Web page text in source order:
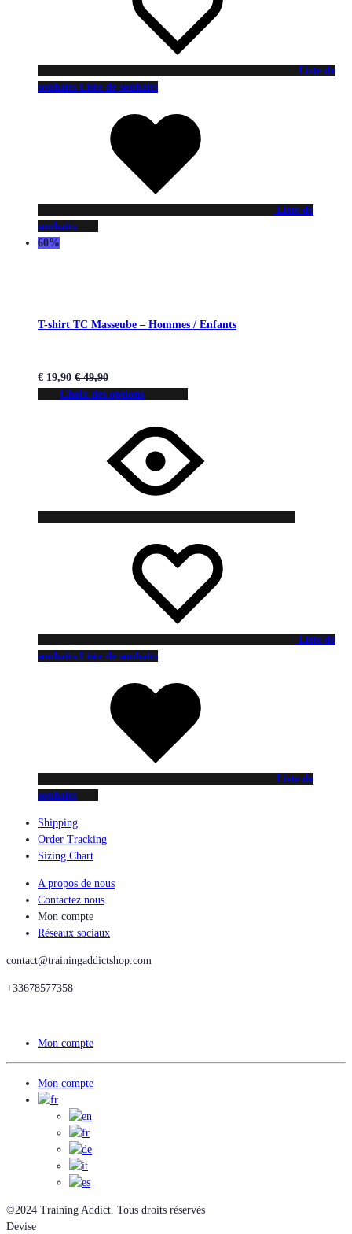
Liste de
souhaits Liste de souhaits
Liste de
souhaits
60%
T-shirt TC Masseube – Hommes / Enfants
€ 19,90 €49,90
Choix des options
Liste de
souhaits Liste de souhaits
Liste de
souhaits
Shipping
Order Tracking
Sizing Chart
A propos de nous
Contactez nous
Mon compte
Réseaux sociaux
contact@trainingaddictshop.com
+33678577358
Mon compte
Mon compte
©2024 Training Addict. Tous droits réservés
Devise